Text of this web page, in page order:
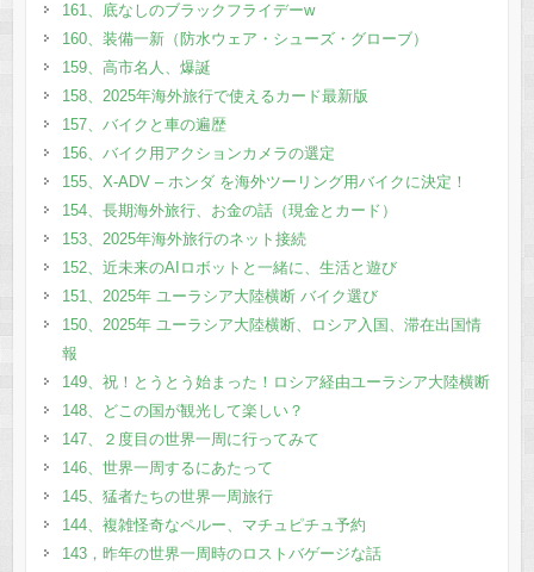
161、底なしのブラックフライデーw
160、装備一新（防水ウェア・シューズ・グローブ）
159、高市名人、爆誕
158、2025年海外旅行で使えるカード最新版
157、バイクと車の遍歴
156、バイク用アクションカメラの選定
155、X-ADV – ホンダ を海外ツーリング用バイクに決定！
154、長期海外旅行、お金の話（現金とカード）
153、2025年海外旅行のネット接続
152、近未来のAIロボットと一緒に、生活と遊び
151、2025年 ユーラシア大陸横断 バイク選び
150、2025年 ユーラシア大陸横断、ロシア入国、滞在出国情
報
149、祝！とうとう始まった！ロシア経由ユーラシア大陸横断
148、どこの国が観光して楽しい？
147、２度目の世界一周に行ってみて
146、世界一周するにあたって
145、猛者たちの世界一周旅行
144、複雑怪奇なペルー、マチュピチュ予約
143，昨年の世界一周時のロストバゲージな話